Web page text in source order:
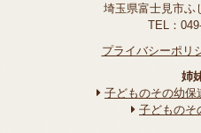
埼玉県富士見市ふ
TEL：
プライバシーポリ
姉
子どものその幼保
子どものそ